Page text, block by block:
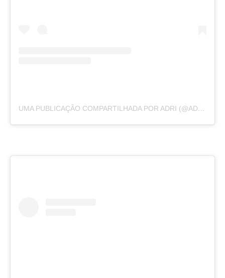
UMA PUBLICAÇÃO COMPARTILHADA POR ADRI (@ADRIRACHELLE)